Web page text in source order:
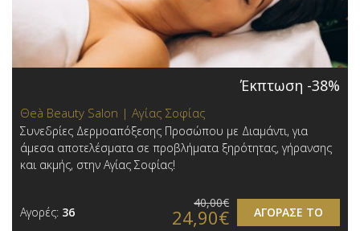
Έκπτωση -38%
Θeà Beauty Salon | Αγίας Σοφίας
Συνεδρίες Δερμοαπόξεσης Προσώπου με Διαμάντι, για
άμεσα αποτελέσματα σε προβλήματα ξηρότητας, γήρανσης
και ακμής, στην Αγίας Σοφίας!
Αγορές: 36 ΑΓΟΡΑΣΕ ΤΟ
40,00€
24,90€